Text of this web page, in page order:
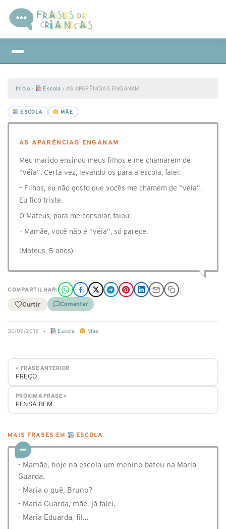
Início › Escola ›AS APARÊNCIAS ENGANAM
ESCOLA MÃE
AS APARÊNCIAS ENGANAM
Meu marido ensinou meus filhos e me chamarem de
“véia”. Certa vez, levando-os para a escola, falei:
– Filhos, eu não gosto que vocês me chamem de “véia”.
Eu fico triste.
O Mateus, para me consolar, falou:
– Mamãe, você não é “véia”, só parece.
(Mateus, 5 anos)
COMPARTILHAR:
Curtir Comentar
30/09/2018 • Escola , Mãe
« FRASE ANTERIOR
PREÇO
PRÓXIMA FRASE »
PENSA BEM
MAIS FRASES EM ESCOLA
- Mamãe, hoje na escola um menino bateu na Maria
Guarda.
- Maria o quê, Bruno?
- Maria Guarda, mãe, já falei.
- Maria Eduarda, fil…